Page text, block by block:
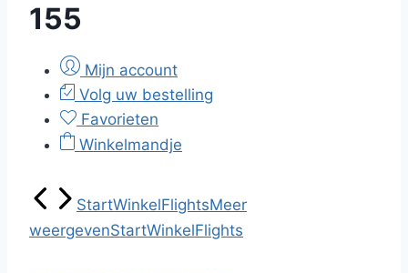
155
Mijn account
Volg uw bestelling
Favorieten
Winkelmandje
StartWinkelFlightsMeer
weergevenStartWinkelFlights